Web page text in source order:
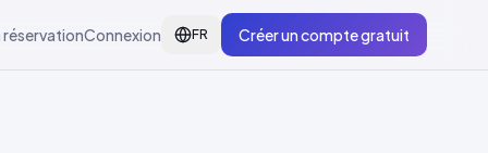
réservationConnexion FR Créer un compte gratuit